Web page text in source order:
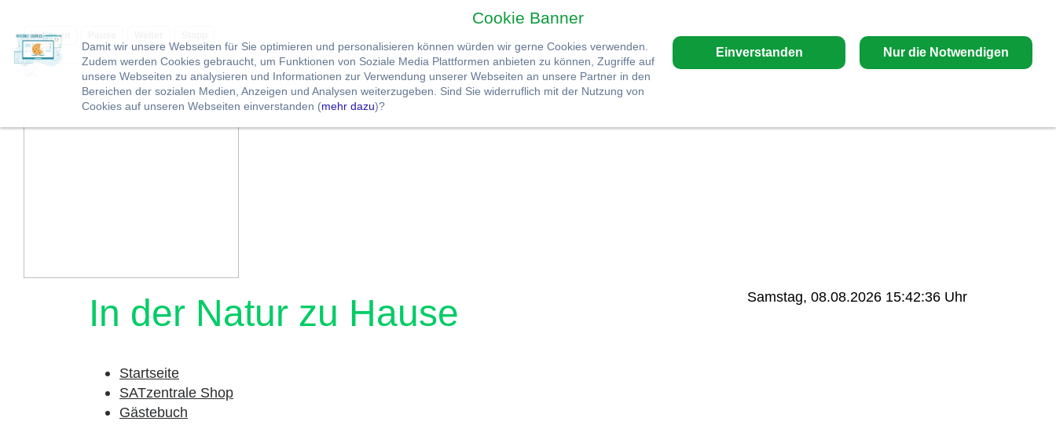
Vorlesen
Cookie Banner
Damit wir unsere Webseiten für Sie optimieren und personalisieren können würden wir gerne Cookies verwenden.
Zudem werden Cookies gebraucht, um Funktionen von Soziale Media Plattformen anbieten zu können, Zugriffe auf
unsere Webseiten zu analysieren und Informationen zur Verwendung unserer Webseiten an unsere Partner in den
Bereichen der sozialen Medien, Anzeigen und Analysen weiterzugeben. Sind Sie widerruflich mit der Nutzung von
Cookies auf unseren Webseiten einverstanden (mehr dazu)?
Einverstanden Nur die Notwendigen
In der Natur zu Hause Samstag, 08.08.2026 15:42:37 Uhr
Startseite
SATzentrale Shop
Gästebuch